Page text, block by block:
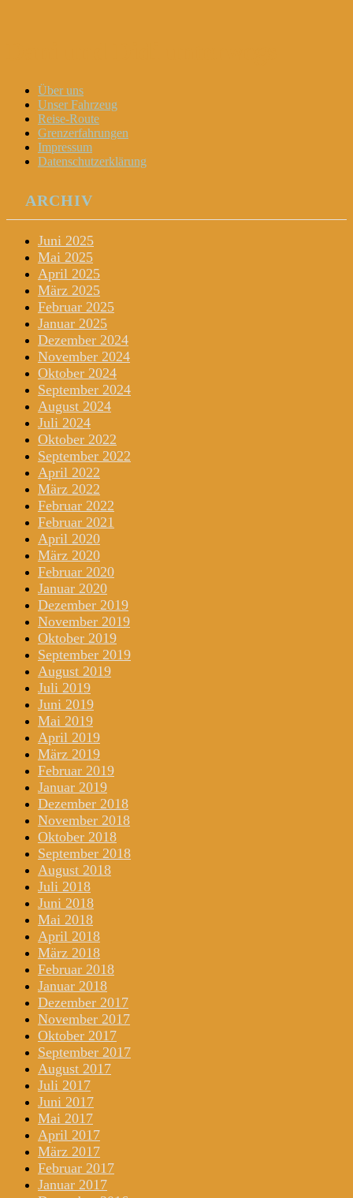
Menu
Widgets
Search
Skip
content
Über uns
Unser Fahrzeug
Reise-Route
Grenzerfahrungen
Impressum
Datenschutzerklärung
ARCHIV
Juni 2025
Mai 2025
April 2025
März 2025
Februar 2025
Januar 2025
Dezember 2024
November 2024
Oktober 2024
September 2024
August 2024
Juli 2024
Oktober 2022
September 2022
April 2022
März 2022
Februar 2022
Februar 2021
April 2020
März 2020
Februar 2020
Januar 2020
Dezember 2019
November 2019
Oktober 2019
September 2019
August 2019
Juli 2019
Juni 2019
Mai 2019
April 2019
März 2019
Februar 2019
Januar 2019
Dezember 2018
November 2018
Oktober 2018
September 2018
August 2018
Juli 2018
Juni 2018
Mai 2018
April 2018
März 2018
Februar 2018
Januar 2018
Dezember 2017
November 2017
Oktober 2017
September 2017
August 2017
Juli 2017
Juni 2017
Mai 2017
April 2017
März 2017
Februar 2017
Januar 2017